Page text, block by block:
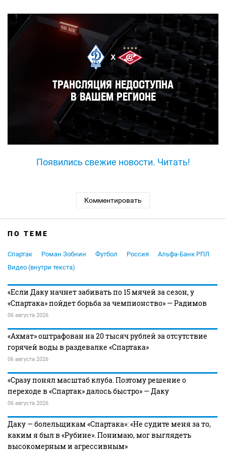
Появились свежие новости. Читать!
Комментировать
ПО ТЕМЕ
Спартак Роман Зобнин Футбол Россия
Альфа-Банк РПЛ
Видео (внутри текста)
«Если Даку начнет забивать по 15 мячей за сезон, у
«Спартака» пойдет борьба за чемпионство» — Радимов
06 августа 2026
«Ахмат» оштрафован на 20 тысяч рублей за отсутствие
горячей воды в раздевалке «Спартака»
06 августа 2026
«Сразу понял масштаб клуба. Поэтому решение о
переходе в «Спартак» далось быстро» — Даку
06 августа 2026
Даку — болельщикам «Спартака»: «Не судите меня за то,
каким я был в «Рубине». Понимаю, мог выглядеть
высокомерным и агрессивным»